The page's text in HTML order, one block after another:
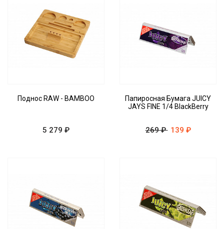
Поднос RAW - BAMBOO
5 279 ₽
Папиросная Бумага JUICY
JAYS FINE 1/4 BlackBerry
269 ₽ 139 ₽